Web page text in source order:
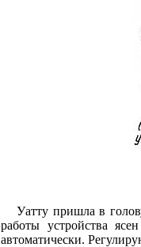
Уатту пришла в
работы устройства
автоматически.